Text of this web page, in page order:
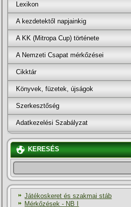
Lexikon
A kezdetektől napjainkig
A KK (Mitropa Cup) története
A Nemzeti Csapat mérkőzései
Cikktár
Könyvek, füzetek, újságok
Szerkesztőség
Adatkezelési Szabályzat
KERESÉS
Játékoskeret és szakmai stáb
Mérkőzések - NB I